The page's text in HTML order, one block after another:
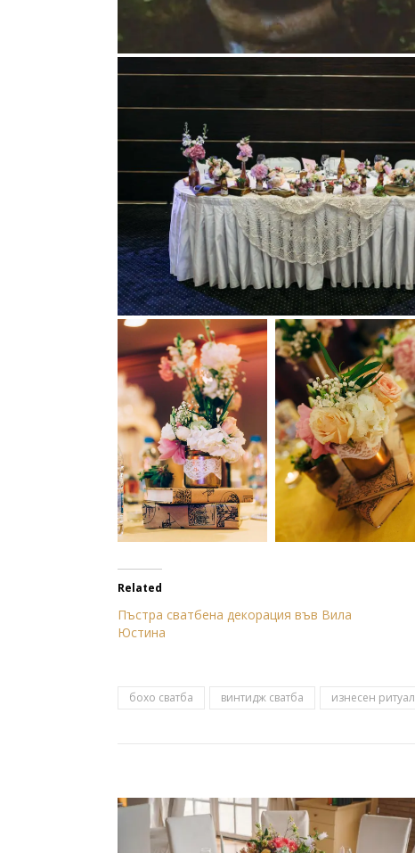
Related
Пъстра сватбена декорация във Вила
Юстина
бохо сватба винтидж сватба изнесен ритуал